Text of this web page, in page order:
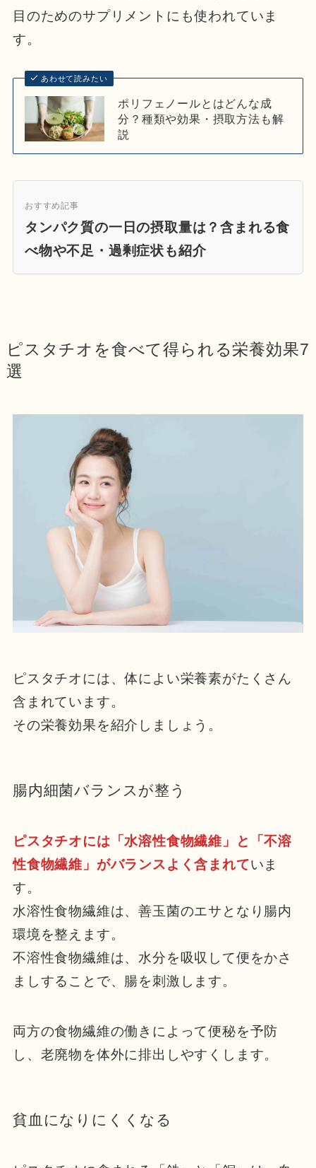
目のためのサプリメントにも使われていま
す。
あわせて読みたい
ポリフェノールとはどんな成
分？種類や効果・摂取方法も解
説
おすすめ記事
タンパク質の一日の摂取量は？含まれる食
べ物や不足・過剰症状も紹介
ピスタチオを食べて得られる栄養効果7
選
ピスタチオには、体によい栄養素がたくさん
含まれています。
その栄養効果を紹介しましょう。
腸内細菌バランスが整う
ピスタチオには「水溶性食物繊維」と「不溶
性食物繊維」がバランスよく含まれていま
す。
水溶性食物繊維は、善玉菌のエサとなり腸内
環境を整えます。
不溶性食物繊維は、水分を吸収して便をかさ
ましすることで、腸を刺激します。
両方の食物繊維の働きによって便秘を予防
し、老廃物を体外に排出しやすくします。
貧血になりにくくなる